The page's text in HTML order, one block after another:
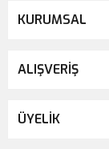
KURUMSAL
ALIŞVERİŞ
ÜYELİK